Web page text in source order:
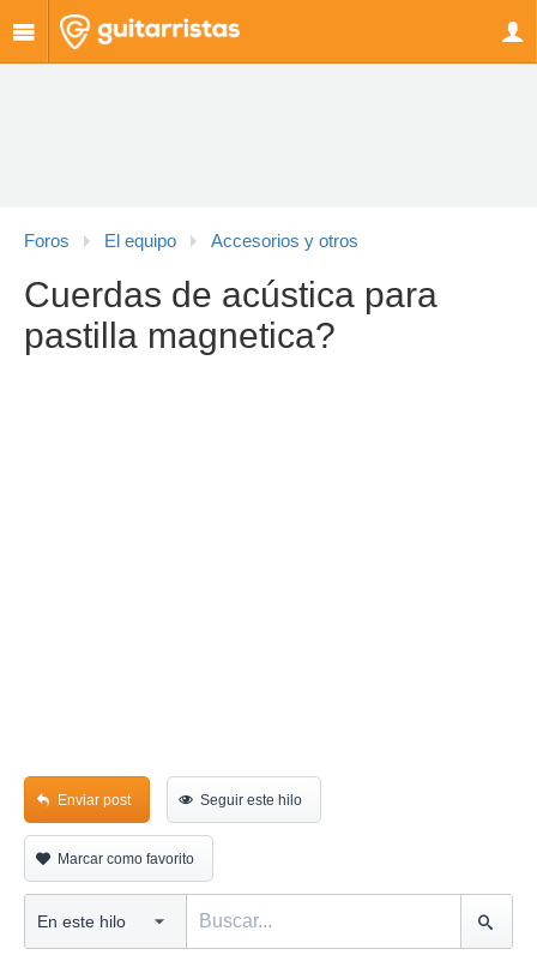
Foros El equipo Accesorios y otros
Cuerdas de acústica para
pastilla magnetica?
Enviar post Seguir este hilo
Marcar como favorito